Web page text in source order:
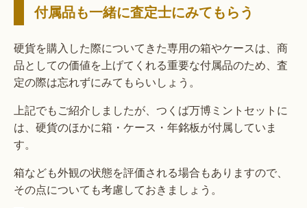
付属品も一緒に査定士にみてもらう
硬貨を購入した際についてきた専用の箱やケースは、商
品としての価値を上げてくれる重要な付属品のため、査
定の際は忘れずにみてもらいしょう。
上記でもご紹介しましたが、つくば万博ミントセットに
は、硬貨のほかに箱・ケース・年銘板が付属していま
す。
箱なども外観の状態を評価される場合もありますので、
その点についても考慮しておきましょう。